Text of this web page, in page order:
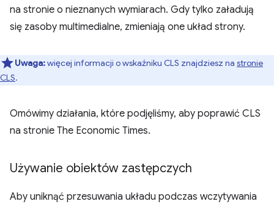
na stronie o nieznanych wymiarach. Gdy tylko załadują
się zasoby multimedialne, zmieniają one układ strony.
Uwaga:więcej informacji o wskaźniku CLS znajdziesz na stronie
CLS.
Omówimy działania, które podjęliśmy, aby poprawić CLS
na stronie The Economic Times.
Używanie obiektów zastępczych
Aby uniknąć przesuwania układu podczas wczytywania